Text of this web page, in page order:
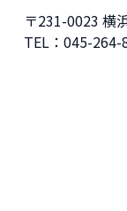
〒231-0023 横
TEL： 045-264-